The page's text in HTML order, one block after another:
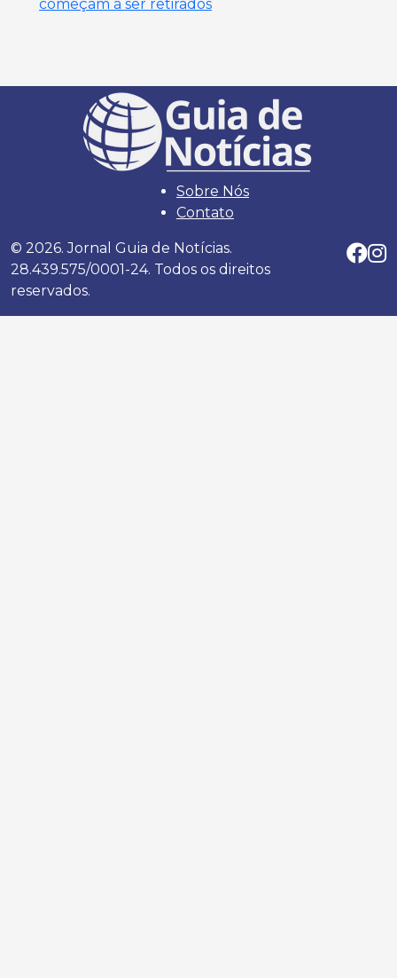
começam a ser retirados
Sobre Nós
Contato
© 2026. Jornal Guia de Notícias.
28.439.575/0001-24. Todos os direitos
reservados.